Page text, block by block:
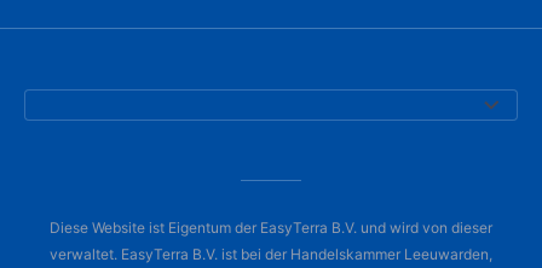
Diese Website ist Eigentum der EasyTerra B.V. und wird von dieser
verwaltet. EasyTerra B.V. ist bei der Handelskammer Leeuwarden,